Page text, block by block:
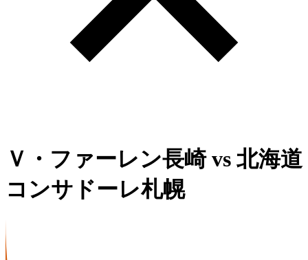
Ｖ・ファーレン長崎vs 北海道
コンサドーレ札幌